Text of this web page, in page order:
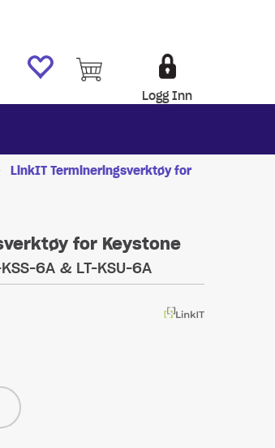
Logg Inn
LinkIT Termineringsverktøy for
for Keystone
6A & LT-KSU-6A